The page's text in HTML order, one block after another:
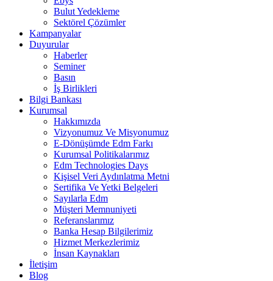
Bulut Yedekleme
Sektörel Çözümler
Kampanyalar
Duyurular
Haberler
Seminer
Basın
İş Birlikleri
Bilgi Bankası
Kurumsal
Hakkımızda
Vizyonumuz Ve Misyonumuz
E-Dönüşümde Edm Farkı
Kurumsal Politikalarımız
Edm Technologies Days
Kişisel Veri Aydınlatma Metni
Sertifika Ve Yetki Belgeleri
Sayılarla Edm
Müşteri Memnuniyeti
Referanslarımız
Banka Hesap Bilgilerimiz
Hizmet Merkezlerimiz
İnsan Kaynakları
İletişim
Blog